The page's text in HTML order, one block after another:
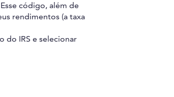
código, além de
rendimentos (a taxa
do IRS e selecionar